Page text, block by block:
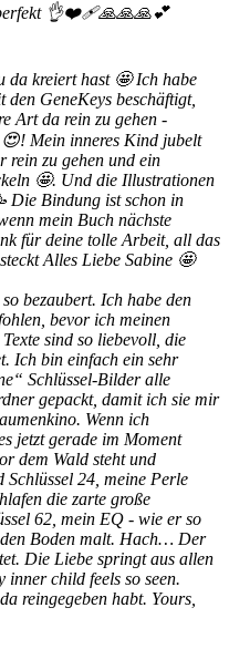
👌❤️‍🩹🙏🙏🙏💕
da kreiert hast 🤩 Ich habe
GeneKeys beschäftigt,
Art da rein zu gehen -
Mein inneres Kind jubelt
rein zu gehen und ein
🤩. Und die Illustrationen
Die Bindung ist schon in
mein Buch nächste
für deine tolle Arbeit, all das
Alles Liebe Sabine 🤩
bezaubert. Ich habe den
bevor ich meinen
sind so liebevoll, die
Ich bin einfach ein sehr
Schlüssel-Bilder alle
gepackt, damit ich sie mir
Wenn ich
jetzt gerade im Moment
dem Wald steht und
Schlüssel 24, meine Perle
die zarte große
62, mein EQ - wie er so
Boden malt. Hach… Der
Die Liebe springt aus allen
child feels so seen.
reingegeben habt. Yours,